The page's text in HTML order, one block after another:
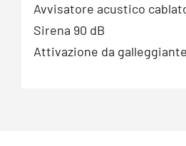
Avvisatore acustico
Sirena 90 dB
Attivazione da